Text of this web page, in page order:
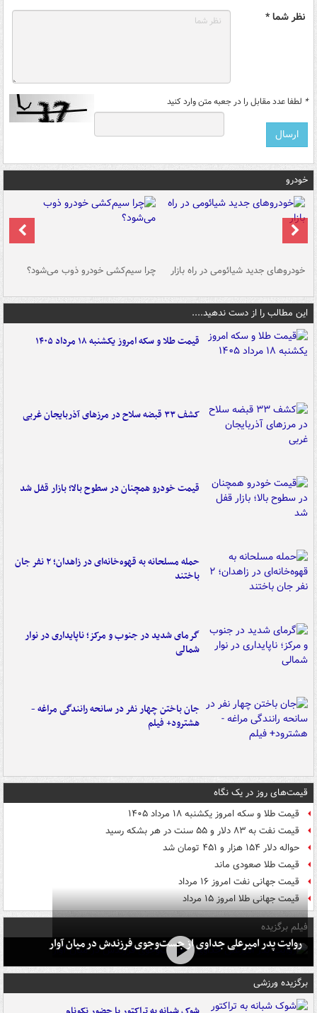
نظر شما *
* لطفا عدد مقابل را در جعبه متن وارد کنید
خودرو
خودروهای جدید شیائومی در راه بازار چرا سیم‌کشی خودرو ذوب می‌شود؟
این مطالب را از دست ندهید....
قیمت طلا و سکه امروز یکشنبه ۱۸ مرداد ۱۴۰۵
کشف ۳۳ قبضه سلاح در مرزهای آذربایجان غربی
قیمت خودرو همچنان در سطوح بالا؛ بازار قفل شد
حمله مسلحانه به قهوه‌خانه‌ای در زاهدان؛ ۲ نفر جان
باختند
گرمای شدید در جنوب و مرکز؛ ناپایداری در نوار
شمالی
جان باختن چهار نفر در سانحه رانندگی مراغه -
هشترود+ فیلم
قیمت‌های روز در یک نگاه
قیمت طلا و سکه امروز یکشنبه ۱۸ مرداد ۱۴۰۵
قیمت نفت به ۸۳ دلار و ۵۵ سنت در هر بشکه رسید
حواله دلار ۱۵۴ هزار و ۴۵۱ تومان شد
قیمت طلا صعودی ماند
قیمت جهانی نفت امروز ۱۶ مرداد
قیمت جهانی طلا امروز ۱۵ مرداد
فیلم برگزیده
روایت پدر امیرعلی جداوی از جست‌وجوی فرزندش در میان آوار
برگزیده ورزشی